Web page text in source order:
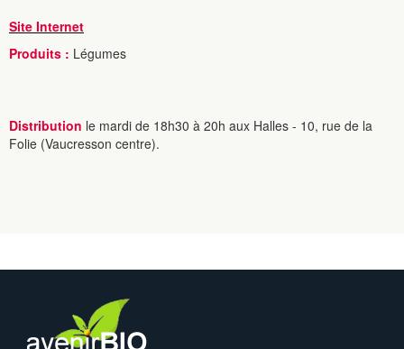
Site Internet
Produits : Légumes
Distribution le mardi de 18h30 à 20h aux Halles - 10, rue de la
Folie (Vaucresson centre).